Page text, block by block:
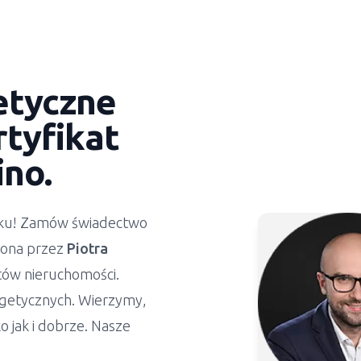
Zamów świadectwo
przez Piotra
nieruchomości.
Wierzymy,
jak i dobrze. Nasze